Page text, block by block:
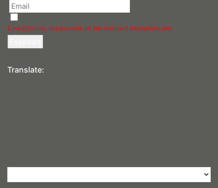
Συνεχίζοντας, συμφωνείτε με την πολιτική απορρήτου μας
Translate: